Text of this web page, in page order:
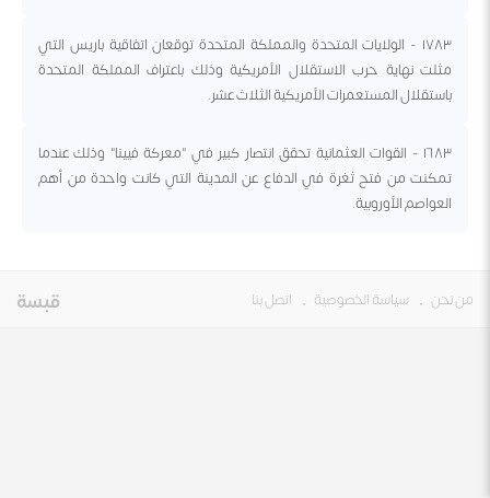
١٧٨٣ - الولايات المتحدة والمملكة المتحدة توقعان اتفاقية باريس التي
مثلت نهاية حرب الاستقلال الأمريكية وذلك باعتراف المملكة المتحدة
باستقلال المستعمرات الأمريكية الثلاث عشر.
١٦٨٣ - القوات العثمانية تحقق انتصار كبير في "معركة فيينا" وذلك عندما
تمكنت من فتح ثغرة في الدفاع عن المدينة التي كانت واحدة من أهم
العواصم الأوروبية.
من نحن • سياسة الخصوصية • اتصل بنا قبسة